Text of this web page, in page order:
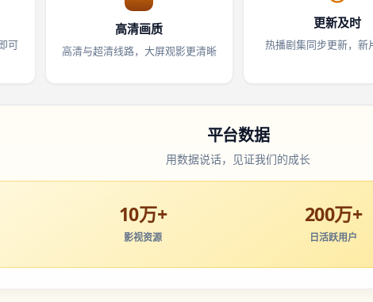
可
高清画质
高清与超清线路，大屏观影更清晰
更新及时
热播剧集同步更新，新
平台数据
用数据说话，见证我们的成长
10万+
影视资源
200万+
日活跃用户